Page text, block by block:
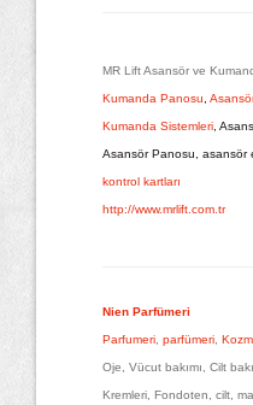
MR Lift Asansör ve
Kumanda Panosu Asansör
Kumanda Sistemleri,
Asansör Panosu, asansör
kontrol kartları
http://www.mrlift.com.tr
Nien Parfümeri
Parfumeri, parfümeri,
Oje, Vücut bakımı, Cilt
Kremleri, Fondoten, cilt,